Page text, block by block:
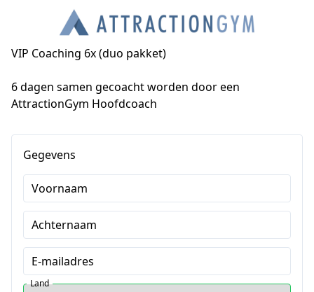
VIP Coaching 6x (duo pakket)
6 dagen samen gecoacht worden door een
AttractionGym Hoofdcoach
Gegevens
Voornaam
Achternaam
E-mailadres
Land